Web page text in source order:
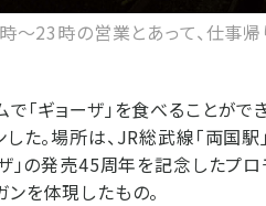
～23時の営業とあって、仕事帰
「ギョーザ」を食べることが
た。場所は、JR総武線「両国
」の発売45周年を記念したプロ
を体現したもの。